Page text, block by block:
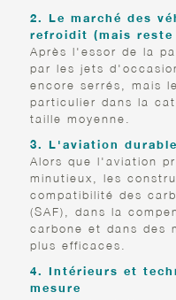
2. Le marché des
refroidit (mais reste
Après l'essor de la
par les jets
encore serrés, mais
particulier dans la
taille moyenne.
3. L'aviation
Alors que l'aviation
minutieux, les
compatibilité des
(SAF), dans la
carbone et dans des
plus efficaces.
4. Intérieurs et
mesure